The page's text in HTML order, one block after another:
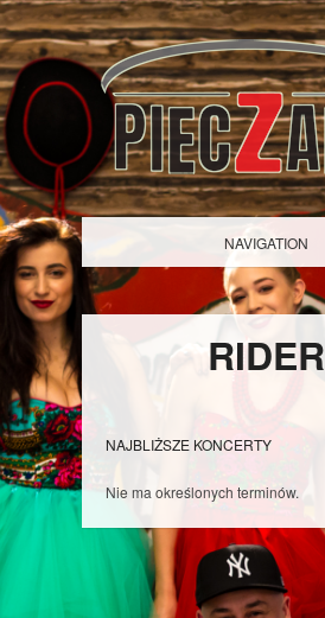
NAVIGATION
RIDER
NAJBLIŻSZE KONCERTY
Nie ma określonych terminów.